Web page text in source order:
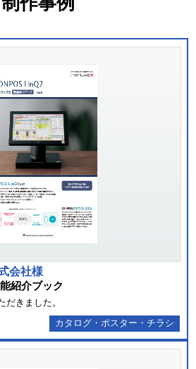
会社様
紹介ブック
だきました。
カタログ・ポスター・チラシ